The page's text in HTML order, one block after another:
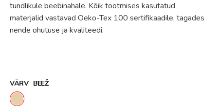
tundlikule beebinahale. Kõik tootmises kasutatud
materjalid vastavad Oeko-Tex 100 sertifikaadile, tagades
nende ohutuse ja kvaliteedi.
VÄRV BEEŽ